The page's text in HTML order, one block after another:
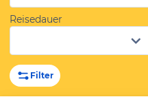
Reisedauer
Filter